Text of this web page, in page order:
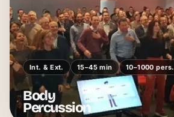
Int. & Ext. 15–45 min 10–1000 pers.
Body
Percussion